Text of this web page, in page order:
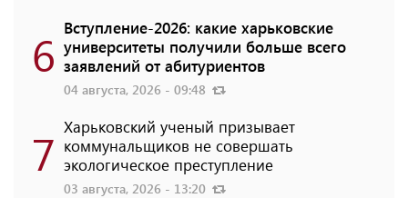
6 Вступление-2026: какие харьковские
университеты получили больше всего
заявлений от абитуриентов
04 августа, 2026 - 09:48
7 Харьковский ученый призывает
коммунальщиков не совершать
экологическое преступление
03 августа, 2026 - 13:20